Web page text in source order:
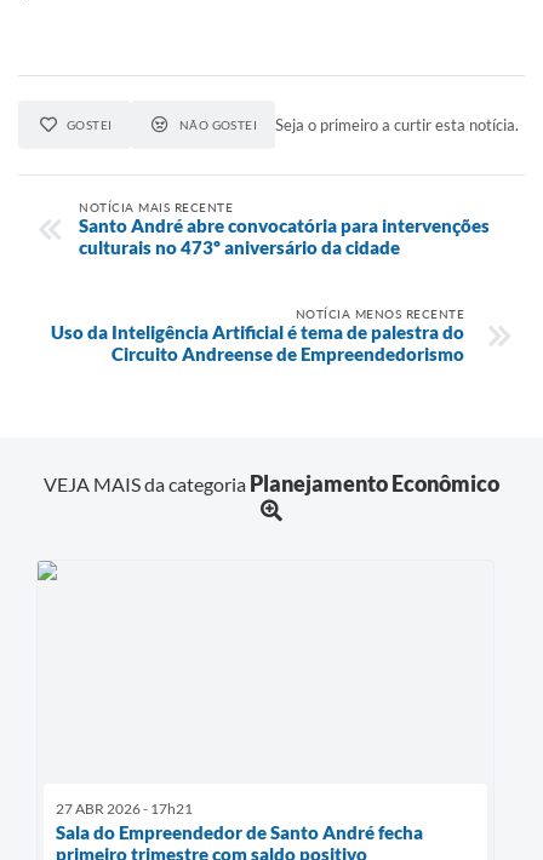
GOSTEI NÃO GOSTEI Seja o primeiro a curtir esta notícia.
NOTÍCIA MAIS RECENTE
Santo André abre convocatória para intervenções
culturais no 473º aniversário da cidade
NOTÍCIA MENOS RECENTE
Uso da Inteligência Artificial é tema de palestra do
Circuito Andreense de Empreendedorismo
VEJA MAIS da categoria Planejamento Econômico
27 ABR 2026 - 17h21
Sala do Empreendedor de Santo André fecha
primeiro trimestre com saldo positivo